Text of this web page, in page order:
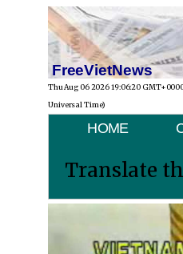
FreeVietNews
Thu Aug 06 2026 19:06:20
Universal Time)
HOME
Translate